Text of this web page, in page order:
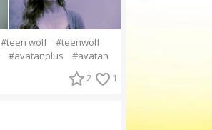
#teen wolf
#teenwolf
#avatanplus #avatan
2 1